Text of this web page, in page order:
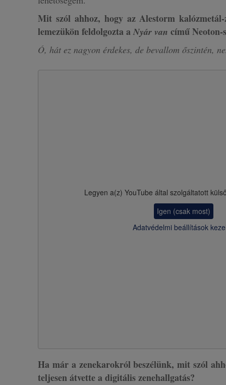
Mit szól ahhoz, hogy az Alestorm
lemezükön feldolgozta a Nyár van című Neoton-
Ó, hát ez nagyon érdekes, de bevallom őszintén,
Legyen a(z) YouTube által szolgáltatott
Igen (csak most)
Adatvédelmi beállítások
Ha már a zenekarokról beszélünk, mit szól
teljesen átvette a digitális zenehallgatás?